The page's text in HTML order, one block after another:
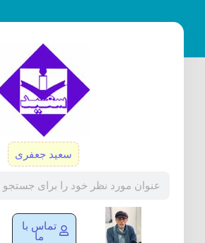
سعید جعفری
تماس با
ما